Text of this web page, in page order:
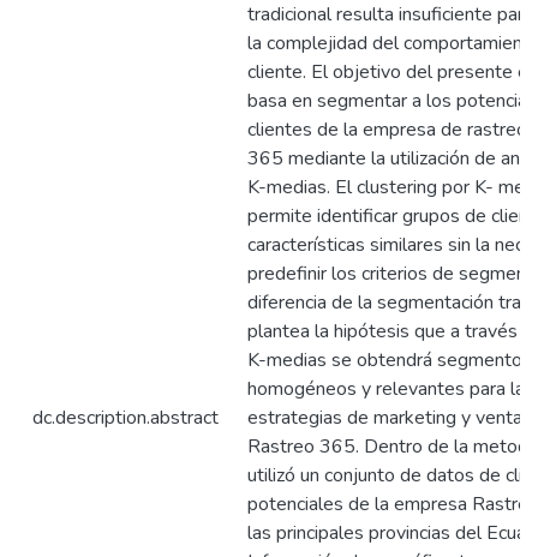
dc.description.abstract
tradicional resulta insuficiente
la complejidad del
cliente. El objetivo del presente
basa en segmentar a los
clientes de la empresa de rastreo
365 mediante la utilización de
K-medias. El clustering por K-
permite identificar grupos de
características similares sin la
predefinir los criterios de
diferencia de la segmentación
plantea la hipótesis que a través
K-medias se obtendrá segmentos
homogéneos y relevantes para las
estrategias de marketing y ventas
Rastreo 365. Dentro de la
utilizó un conjunto de datos de
potenciales de la empresa
las principales provincias del